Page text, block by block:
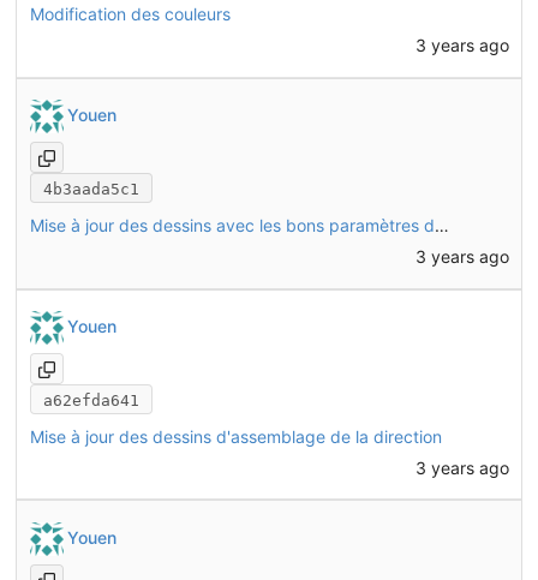
Modification des couleurs
3 years ago
Youen
4b3aada5c1
Mise à jour des dessins avec les bons paramètres de rendu de FreeCAD
3 years ago
Youen
a62efda641
Mise à jour des dessins d'assemblage de la direction
3 years ago
Youen